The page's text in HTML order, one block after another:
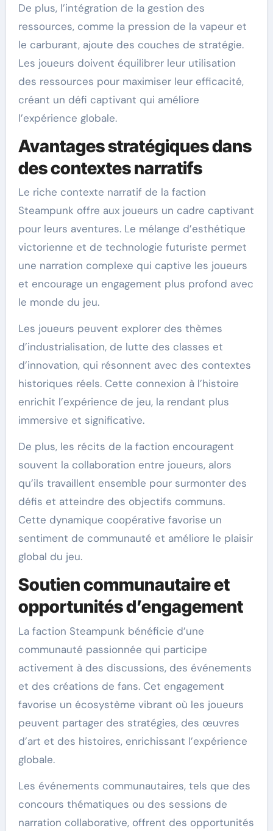
De plus, l’intégration de la gestion des
ressources, comme la pression de la vapeur et
le carburant, ajoute des couches de stratégie.
Les joueurs doivent équilibrer leur utilisation
des ressources pour maximiser leur efficacité,
créant un défi captivant qui améliore
l’expérience globale.
Avantages stratégiques dans
des contextes narratifs
Le riche contexte narratif de la faction
Steampunk offre aux joueurs un cadre captivant
pour leurs aventures. Le mélange d’esthétique
victorienne et de technologie futuriste permet
une narration complexe qui captive les joueurs
et encourage un engagement plus profond avec
le monde du jeu.
Les joueurs peuvent explorer des thèmes
d’industrialisation, de lutte des classes et
d’innovation, qui résonnent avec des contextes
historiques réels. Cette connexion à l’histoire
enrichit l’expérience de jeu, la rendant plus
immersive et significative.
De plus, les récits de la faction encouragent
souvent la collaboration entre joueurs, alors
qu’ils travaillent ensemble pour surmonter des
défis et atteindre des objectifs communs.
Cette dynamique coopérative favorise un
sentiment de communauté et améliore le plaisir
global du jeu.
Soutien communautaire et
opportunités d’engagement
La faction Steampunk bénéficie d’une
communauté passionnée qui participe
activement à des discussions, des événements
et des créations de fans. Cet engagement
favorise un écosystème vibrant où les joueurs
peuvent partager des stratégies, des œuvres
d’art et des histoires, enrichissant l’expérience
globale.
Les événements communautaires, tels que des
concours thématiques ou des sessions de
narration collaborative, offrent des opportunités